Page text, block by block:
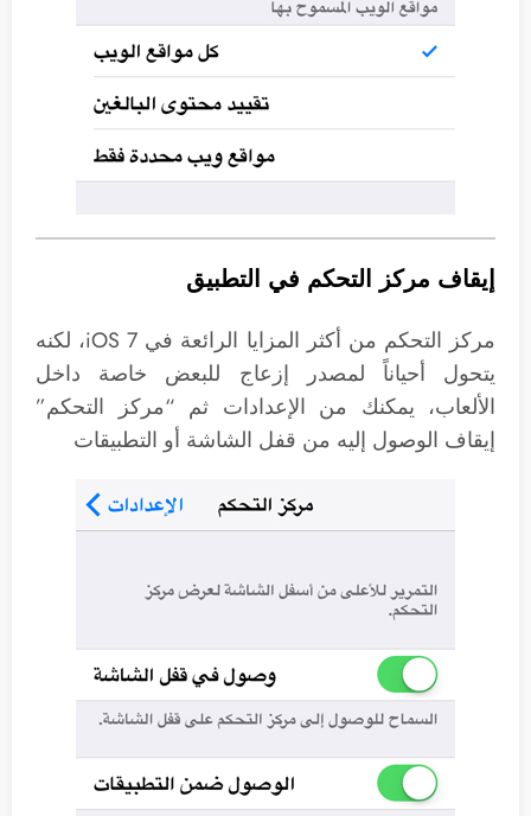
إيقاف مركز التحكم في التطبيق
مركز التحكم من أكثر المزايا الرائعة في iOS 7، لكنه
يتحول أحياناً لمصدر إزعاج للبعض خاصة داخل
الألعاب، يمكنك من الإعدادات ثم “مركز التحكم”
إيقاف الوصول إليه من قفل الشاشة أو التطبيقات